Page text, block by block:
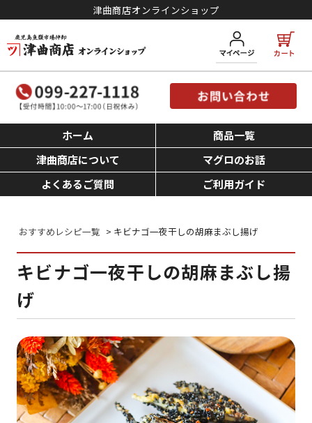
津曲商店オンラインショップ
ホーム
商品一覧
津曲商店について
マグロのお話
よくあるご質問
ご利用ガイド
おすすめレシピ一覧 > キビナゴ一夜干しの胡麻まぶし揚げ
キビナゴ一夜干しの胡麻まぶし揚
げ